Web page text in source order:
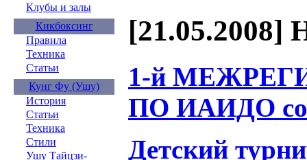
Клубы и залы
Кикбоксинг
Правила
Техника
Статьи
Кунг Фу (Ушу)
История
Статьи
Техника
Стили
Ушу Тайцзи-
[21.05.2008]
1-й
ПО ИАИДО
Детский